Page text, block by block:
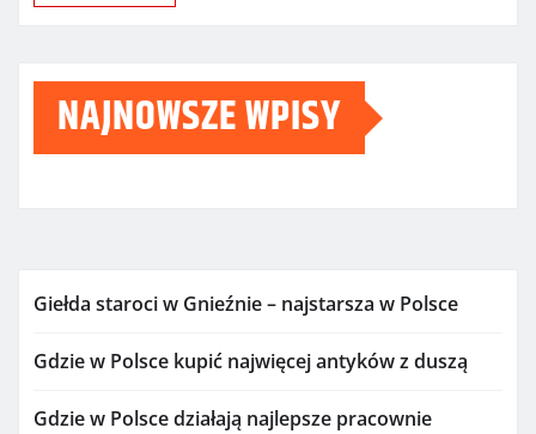
NAJNOWSZE WPISY
Giełda staroci w Gnieźnie – najstarsza w Polsce
Gdzie w Polsce kupić najwięcej antyków z duszą
Gdzie w Polsce działają najlepsze pracownie